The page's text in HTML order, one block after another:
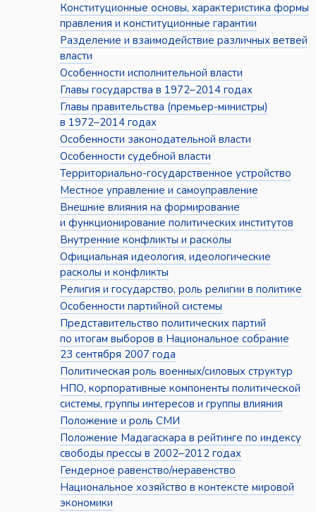
Конституционные основы, характеристика формы
правления и конституционные гарантии
Разделение и взаимодействие различных ветвей
власти
Особенности исполнительной власти
Главы государства в 1972–2014 годах
Главы правительства (премьер-министры)
в 1972–2014 годах
Особенности законодательной власти
Особенности судебной власти
Территориально-государственное устройство
Местное управление и самоуправление
Внешние влияния на формирование
и функционирование политических институтов
Внутренние конфликты и расколы
Официальная идеология, идеологические
расколы и конфликты
Религия и государство, роль религии в политике
Особенности партийной системы
Представительство политических партий
по итогам выборов в Национальное собрание
23 сентября 2007 года
Политическая роль военных/силовых структур
НПО, корпоративные компоненты политической
системы, группы интересов и группы влияния
Положение и роль СМИ
Положение Мадагаскара в рейтинге по индексу
свободы прессы в 2002–2012 годах
Гендерное равенство/неравенство
Национальное хозяйство в контексте мировой
экономики